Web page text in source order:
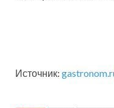
Источник: